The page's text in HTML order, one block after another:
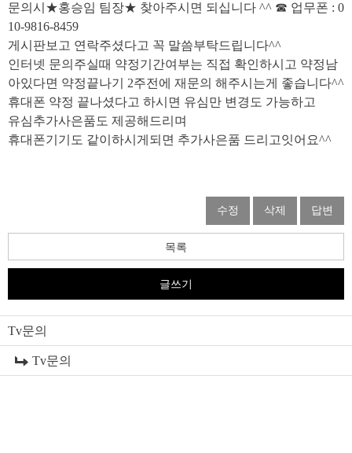
문의시★홍승임 팀장★ 찾아주시면 되십니다 ^^ ☎ 업무폰 : 0
10-9816-8459
게시판보고 연락주셨다고 꼭 말씀부탁드립니다^^
인터넷 문의주실때 약정기간여부는 직접 확인하시고 약정남
아있다면 약정끝나기 2주전에 재문의 해주시는게 좋습니다^^
휴대폰 약정 끝나셨다고 하시면 유심만 변경도 가능하고
유심추가사은품도 제공해드리며
휴대폰기기도 같이하시게되면 추가사은품 드리고잇어요^^
수정 삭제 답변
목록
글쓰기
Tv문의
Tv문의